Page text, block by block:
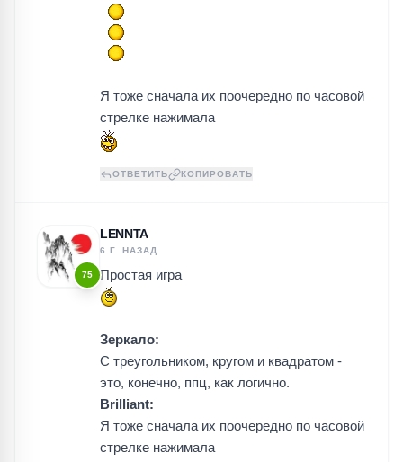
Я тоже сначала их поочередно по часовой
стрелке нажимала
ОТВЕТИТЬ КОПИРОВАТЬ
75
LENNTA
6 Г. НАЗАД
Простая игра
Зеркало:
С треугольником, кругом и квадратом -
это, конечно, ппц, как логично.
Brilliant:
Я тоже сначала их поочередно по часовой
стрелке нажимала